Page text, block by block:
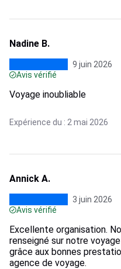
Nadine B.
9 juin 2026
Avis vérifié
Voyage inoubliable
Expérience du : 2 mai 2026
Annick A.
3 juin 2026
Avis vérifié
Excellente organisation.
renseigné sur notre
grâce aux bonnes
agence de voyage.